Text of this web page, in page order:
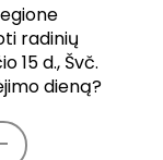
radinių
15 d., Švč.
dieną?